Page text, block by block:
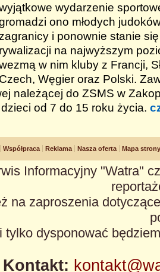
wydarzenie
ono młodych
i ponownie stanie
rywalizacji na najwyższym
w nim kluby z Francji,
Czech, Węgier oraz Polski.
należącej do ZSMS w
od 7 do 15 roku życia.
Współpraca Reklama Nasza oferta Mapa strony
Informacyjny "Watra"
na zaproszenia
tylko dysponować
Kontakt: